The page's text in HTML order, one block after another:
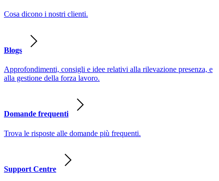
Cosa dicono i nostri clienti.
Blogs
Approfondimenti, consigli e idee relativi alla rilevazione presenza, e
alla gestione della forza lavoro.
Domande frequenti
Trova le risposte alle domande più frequenti.
Support Centre